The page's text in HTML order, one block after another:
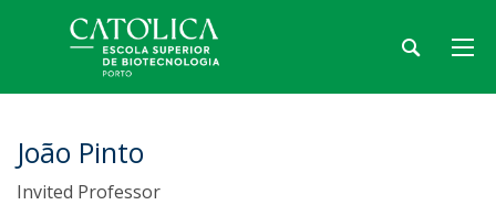
João Pinto
Invited Professor